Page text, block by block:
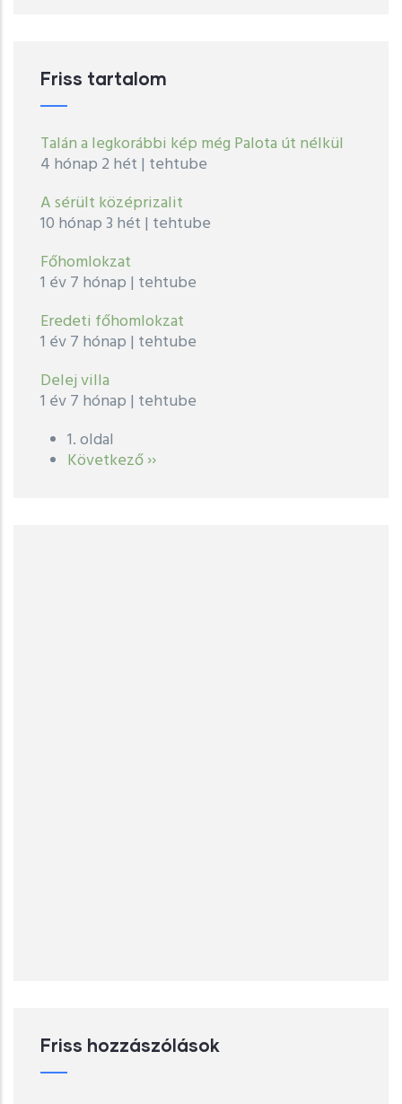
Friss tartalom
Talán a legkorábbi kép még Palota út nélkül
4 hónap 2 hét | tehtube
A sérült középrizalit
10 hónap 3 hét | tehtube
Főhomlokzat
1 év 7 hónap | tehtube
Eredeti főhomlokzat
1 év 7 hónap | tehtube
Delej villa
1 év 7 hónap | tehtube
Oldalszámozás
1. oldal
Következő
Következő ››
Friss hozzászólások